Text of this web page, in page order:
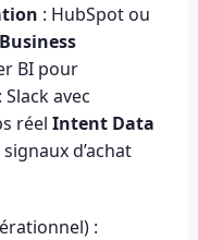
: HubSpot ou
Business
BI pour
: Slack avec
réel Intent Data
d’achat
: